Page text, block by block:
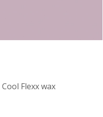
Flexx wax